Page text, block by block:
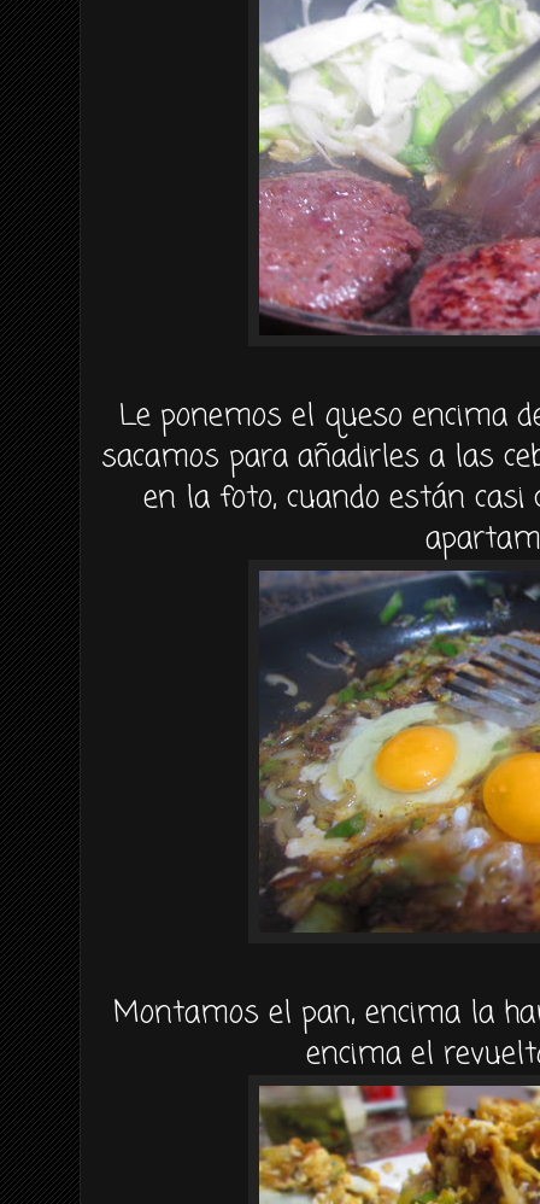
Le ponemos el queso encima
sacamos para añadirles a las
en la foto, cuando están
Montamos el pan, encima la
encima el